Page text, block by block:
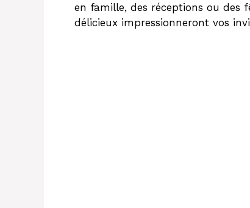
en famille, des réceptions ou des
délicieux impressionneront vos